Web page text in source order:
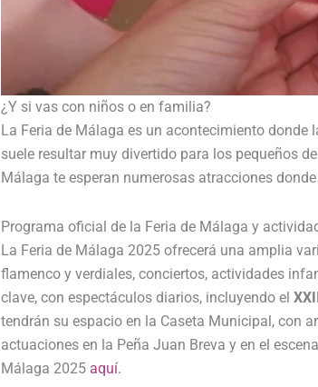
¿Y si vas con niños o en familia?
La Feria de Málaga es un acontecimiento
suele resultar muy divertido para los pequeños
Málaga te esperan numerosas atracciones
Programa oficial de la Feria de Málaga y
La Feria de Málaga 2025 ofrecerá una amplia
flamenco y verdiales, conciertos, actividades
clave, con espectáculos diarios, incluyendo el
tendrán su espacio en la Caseta Municipal, con
actuaciones en la Peña Juan Breva y en el
Málaga 2025 aquí.